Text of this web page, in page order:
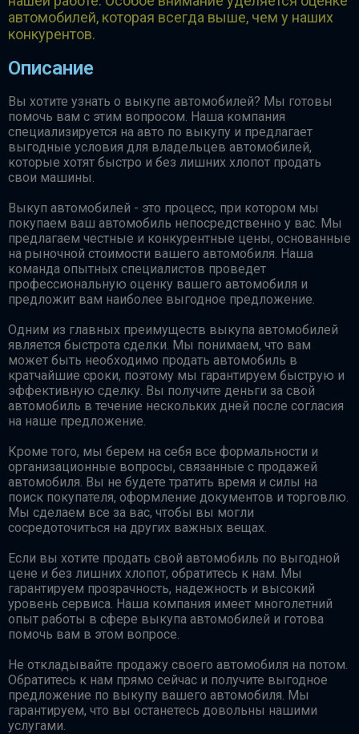
автомобилей, которая всегда выше, чем у наших
конкурентов.
Описание
Вы хотите узнать о выкупе автомобилей? Мы готовы
помочь вам с этим вопросом. Наша компания
специализируется на авто по выкупу и предлагает
выгодные условия для владельцев автомобилей,
которые хотят быстро и без лишних хлопот продать
свои машины.
Выкуп автомобилей - это процесс, при котором мы
покупаем ваш автомобиль непосредственно у вас. Мы
предлагаем честные и конкурентные цены, основанные
на рыночной стоимости вашего автомобиля. Наша
команда опытных специалистов проведет
профессиональную оценку вашего автомобиля и
предложит вам наиболее выгодное предложение.
Одним из главных преимуществ выкупа автомобилей
является быстрота сделки. Мы понимаем, что вам
может быть необходимо продать автомобиль в
кратчайшие сроки, поэтому мы гарантируем быструю и
эффективную сделку. Вы получите деньги за свой
автомобиль в течение нескольких дней после согласия
на наше предложение.
Кроме того, мы берем на себя все формальности и
организационные вопросы, связанные с продажей
автомобиля. Вы не будете тратить время и силы на
поиск покупателя, оформление документов и торговлю.
Мы сделаем все за вас, чтобы вы могли
сосредоточиться на других важных вещах.
Если вы хотите продать свой автомобиль по выгодной
цене и без лишних хлопот, обратитесь к нам. Мы
гарантируем прозрачность, надежность и высокий
уровень сервиса. Наша компания имеет многолетний
опыт работы в сфере выкупа автомобилей и готова
помочь вам в этом вопросе.
Не откладывайте продажу своего автомобиля на потом.
Обратитесь к нам прямо сейчас и получите выгодное
предложение по выкупу вашего автомобиля. Мы
гарантируем, что вы останетесь довольны нашими
услугами.